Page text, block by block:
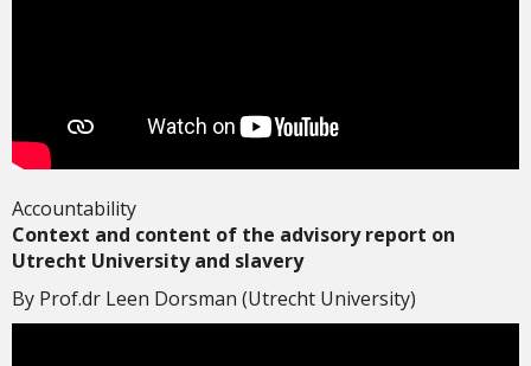
Accountability
Context and content of the advisory report on
Utrecht University and slavery
By Prof.dr Leen Dorsman (Utrecht University)